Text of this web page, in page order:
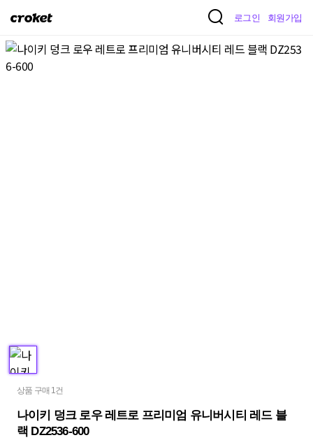
크
켓
로그인 회원가입
상품 구매 1건
나이키 덩크 로우 레트로 프리미엄 유니버시티 레드 블
랙 DZ2536-600